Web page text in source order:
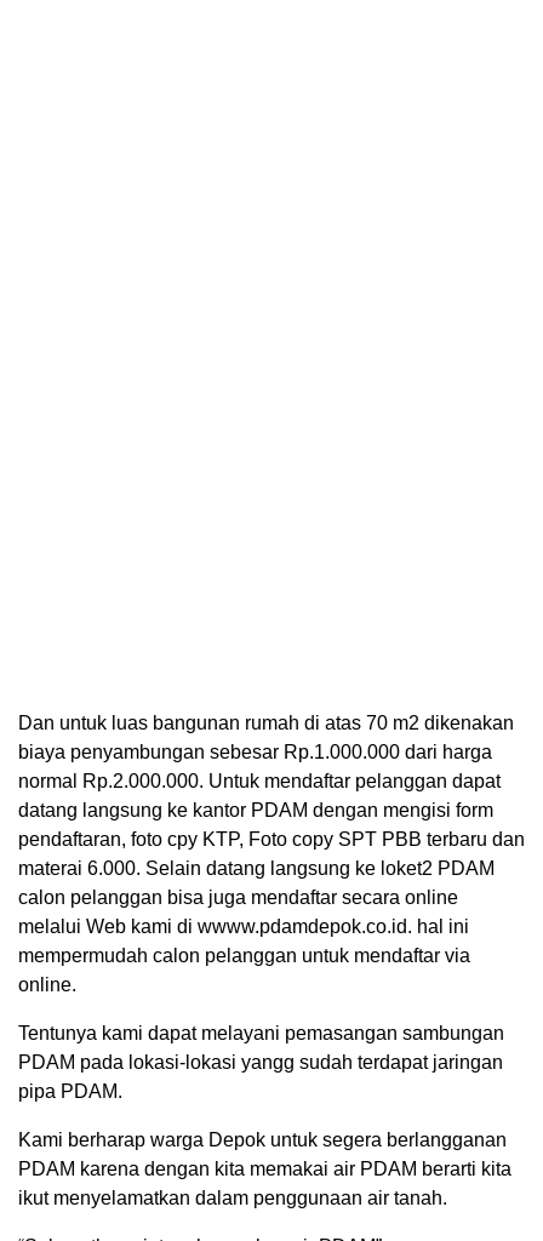
Dan untuk luas bangunan rumah di atas 70 m2 dikenakan
biaya penyambungan sebesar Rp.1.000.000 dari harga
normal Rp.2.000.000. Untuk mendaftar pelanggan dapat
datang langsung ke kantor PDAM dengan mengisi form
pendaftaran, foto cpy KTP, Foto copy SPT PBB terbaru dan
materai 6.000. Selain datang langsung ke loket2 PDAM
calon pelanggan bisa juga mendaftar secara online
melalui Web kami di wwww.pdamdepok.co.id. hal ini
mempermudah calon pelanggan untuk mendaftar via
online.
Tentunya kami dapat melayani pemasangan sambungan
PDAM pada lokasi-lokasi yangg sudah terdapat jaringan
pipa PDAM.
Kami berharap warga Depok untuk segera berlangganan
PDAM karena dengan kita memakai air PDAM berarti kita
ikut menyelamatkan dalam penggunaan air tanah.